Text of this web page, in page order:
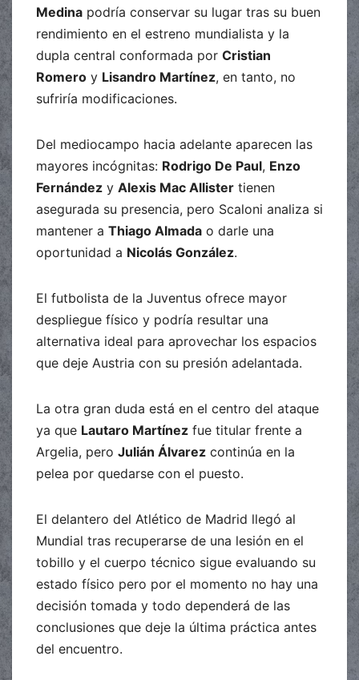
Medina podría conservar su lugar tras su buen
rendimiento en el estreno mundialista y la
dupla central conformada por Cristian
Romero y Lisandro Martínez, en tanto, no
sufriría modificaciones.
Del mediocampo hacia adelante aparecen las
mayores incógnitas: Rodrigo De Paul, Enzo
Fernández y Alexis Mac Allister tienen
asegurada su presencia, pero Scaloni analiza si
mantener a Thiago Almada o darle una
oportunidad a Nicolás González.
El futbolista de la Juventus ofrece mayor
despliegue físico y podría resultar una
alternativa ideal para aprovechar los espacios
que deje Austria con su presión adelantada.
La otra gran duda está en el centro del ataque
ya que Lautaro Martínez fue titular frente a
Argelia, pero Julián Álvarez continúa en la
pelea por quedarse con el puesto.
El delantero del Atlético de Madrid llegó al
Mundial tras recuperarse de una lesión en el
tobillo y el cuerpo técnico sigue evaluando su
estado físico pero por el momento no hay una
decisión tomada y todo dependerá de las
conclusiones que deje la última práctica antes
del encuentro.